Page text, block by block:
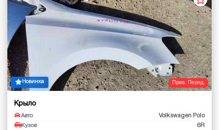
Прав. Перед.
Новинка
Крыло
Авто Volkswagen Polo
Кузов 6R